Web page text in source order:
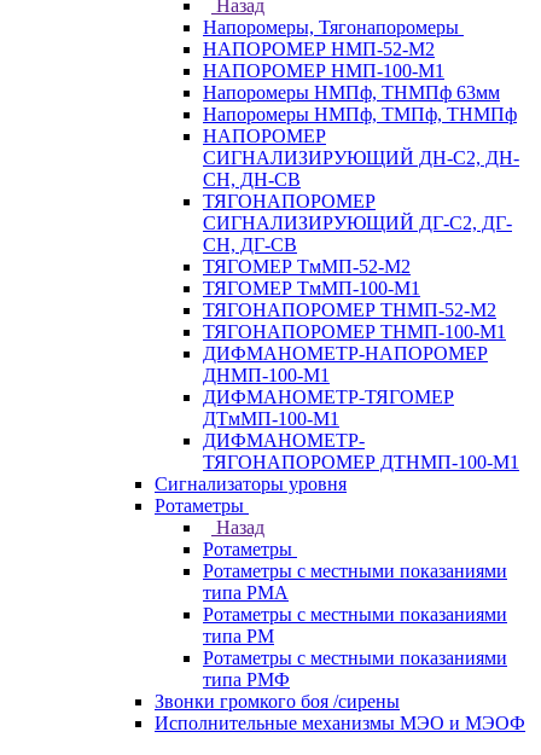
Назад
Напоромеры, Тягонапоромеры
НАПОРОМЕР НМП-52-М2
НАПОРОМЕР НМП-100-М1
Напоромеры НМПф, ТНМПф 63мм
Напоромеры НМПф, ТМПф, ТНМПф
НАПОРОМЕР
СИГНАЛИЗИРУЮЩИЙ ДН-С2, ДН-
СН, ДН-СВ
ТЯГОНАПОРОМЕР
СИГНАЛИЗИРУЮЩИЙ ДГ-С2, ДГ-
СН, ДГ-СВ
ТЯГОМЕР ТмМП-52-М2
ТЯГОМЕР ТмМП-100-М1
ТЯГОНАПОРОМЕР ТНМП-52-М2
ТЯГОНАПОРОМЕР ТНМП-100-М1
ДИФМАНОМЕТР-НАПОРОМЕР
ДНМП-100-М1
ДИФМАНОМЕТР-ТЯГОМЕР
ДТмМП-100-М1
ДИФМАНОМЕТР-
ТЯГОНАПОРОМЕР ДТНМП-100-М1
Сигнализаторы уровня
Ротаметры
Назад
Ротаметры
Ротаметры с местными показаниями
типа РМА
Ротаметры с местными показаниями
типа РМ
Ротаметры с местными показаниями
типа РМФ
Звонки громкого боя /сирены
Исполнительные механизмы МЭО и МЭОФ